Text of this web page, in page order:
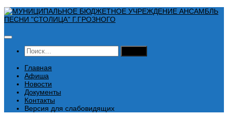
Перейти
к
Найти:
Главная
Афиша
Новости
Документы
Контакты
Версия для слабовидящих